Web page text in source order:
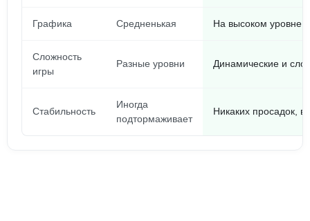
Графика Средненькая На высоком уровне,
Сложность
игры
Разные уровни Динамические и
Стабильность
Иногда
подтормаживает
Никаких просадок,